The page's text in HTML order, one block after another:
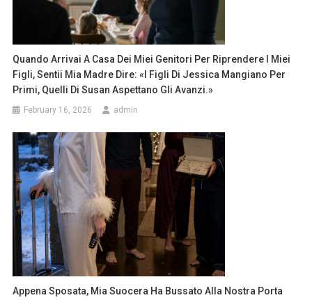
Quando Arrivai A Casa Dei Miei Genitori Per Riprendere I Miei
Figli, Sentii Mia Madre Dire: «I Figli Di Jessica Mangiano Per
Primi, Quelli Di Susan Aspettano Gli Avanzi.»
February 16, 2026 admin
Appena Sposata, Mia Suocera Ha Bussato Alla Nostra Porta